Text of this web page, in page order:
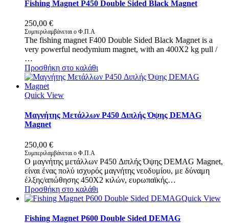
Fishing Magnet P450 Double Sided Black Magnet
250,00 €
Συμπεριλαμβάνεται ο Φ.Π.Α
The fishing magnet F400 Double Sided Black Magnet is a
very powerful neodymium magnet, with an 400X2 kg pull /
…
Προσθήκη στο καλάθι
Quick View
Μαγνήτης Μετάλλων P450 Διπλής Όψης DEMAG
Magnet
250,00 €
Συμπεριλαμβάνεται ο Φ.Π.Α
Ο μαγνήτης μετάλλων P450 Διπλής Όψης DEMAG Magnet,
είναι ένας πολύ ισχυρός μαγνήτης νεοδυμίου, με δύναμη
έλξης/απώθησης 450X2 κιλών, ευρωπαϊκής…
Προσθήκη στο καλάθι
Quick View
Fishing Magnet P600 Double Sided DEMAG